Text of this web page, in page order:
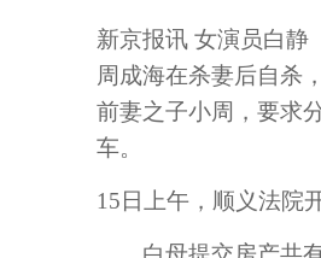
新京报讯 女演员白静
周成海在杀妻后自杀
前妻之子小周，要求
车。
15日上午，顺义法院